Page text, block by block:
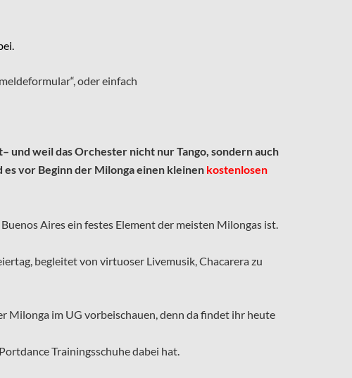
oder einfach
und weil das Orchester nicht nur Tango, sondern auch
vor Beginn der Milonga einen kleinen kostenlosen
Aires ein festes Element der meisten Milongas ist.
begleitet von virtuoser Livemusik, Chacarera zu
Milonga im UG vorbeischauen, denn da findet ihr heute
Trainingsschuhe dabei hat.